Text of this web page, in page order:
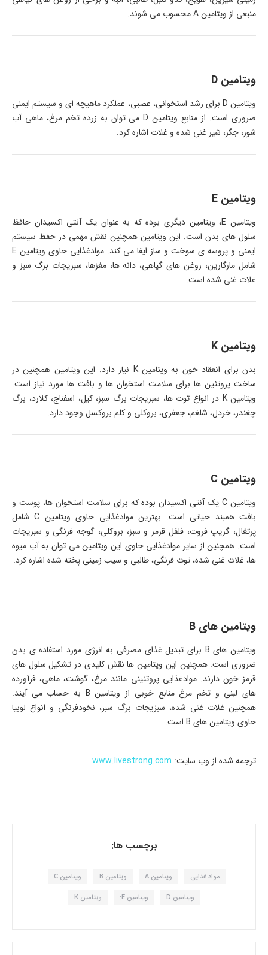
منبعی از ویتامین A محسوب می شوند.
ویتامین D
ویتامین D برای رشد استخوانی، عصبی، عملکرد ماهیچه ای و سیستم ایمنی
ضروری است. از منابع ویتامین D می توان به زرده تخم مرغ، ماهی آب
شور، جگر، شیر غنی شده و غلات اشاره کرد.
ویتامین E
ویتامین E، ویتامین دیگری بوده که به عنوان یک آنتی اکسیدان حافظ
سلول های بدن است. این ویتامین همچنین نقش مهمی در حفظ سیستم
ایمنی و پروسه ی سوخت و ساز ایفا می کند. موادغذایی حاوی ویتامین E
شامل مارگارین، روغن های گیاهی، دانه ها، مغزها، سبزیجات برگ سبز و
غلات غنی شده است.
ویتامین K
بدن برای انعقاد خون به ویتامین K نیاز دارد. این ویتامین همچنین در
ساخت پروتئین ها برای سلامت استخوان ها و بافت ها مورد نیاز است.
ویتامین K در انواع توت ها، سبزیجات برگ سبز، کیل، اسفناج، کلارد، برگ
چغندر، خردل، شلغم، جعفری، بروکلی و کلم بروکسل وجود دارد.
ویتامین C
ویتامین C یک آنتی اکسیدان بوده که برای سلامت استخوان ها، پوست و
بافت همبند حیاتی است. بهترین موادغذایی حاوی ویتامین C شامل
پرتغال، گریپ فروت، فلفل قرمز و سبز، بروکلی، گوجه فرنگی و سبزیجات
است. همچنین از سایر موادغذایی حاوی این ویتامین می توان به آب میوه
ها، غلات غنی شده، توت فرنگی، طالبی و سیب زمینی پخته شده اشاره کرد.
ویتامین های B
ویتامین های B برای تبدیل غذای مصرفی به انرژی مورد استفاده ی بدن
ضروری است. همچنین این ویتامین ها نقش کلیدی در تشکیل سلول های
قرمز خون دارند. موادغذایی پروتئینی مانند مرغ، گوشت، ماهی، فرآورده
های لبنی و تخم مرغ منابع خوبی از ویتامین B به حساب می آیند.
همچنین غلات غنی شده، سبزیجات برگ سبز، نخودفرنگی و انواع لوبیا
حاوی ویتامین های B است.
ترجمه شده از وب سایت: www.livestrong.com
برچسب ها:
مواد غذایی ویتامین A ویتامین B ویتامین C
ویتامین D ویتامین E: ویتامین K